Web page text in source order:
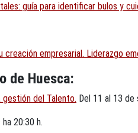
guía para identificar bulos y
creación empresarial. Liderazgo
de Huesca:
gestión del Talento. Del 11 al 13
20:30 h.